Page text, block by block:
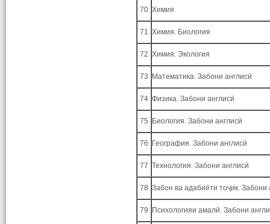
70 Химия
71 Химия. Биология
72 Химия. Экология
73 Математика. Забони англисӣ
74 Физика. Забони англисӣ
75 Биология. Забони англисӣ
76 География. Забони англисӣ
77 Технология. Забони англисӣ
78 Забон ва адабиёти тоҷик. Забони
79 Психологияи амалӣ. Забони